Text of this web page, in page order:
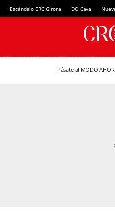
Escándalo ERC Girona DO Cava
Pásate al MODO